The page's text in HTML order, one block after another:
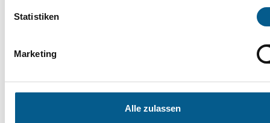
Statistiken
Marketing
Alle zulassen
Literaturfestival „collecting dreams“